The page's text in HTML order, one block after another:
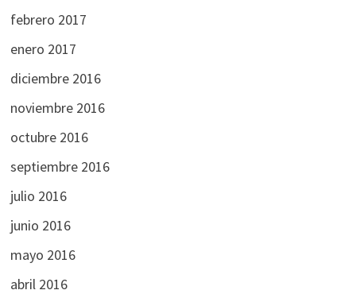
febrero 2017
enero 2017
diciembre 2016
noviembre 2016
octubre 2016
septiembre 2016
julio 2016
junio 2016
mayo 2016
abril 2016